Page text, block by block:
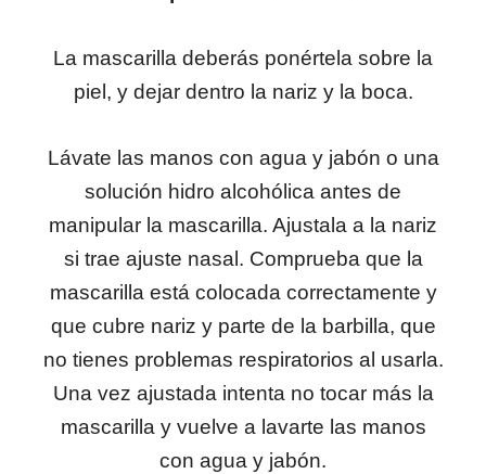
La mascarilla deberás ponértela sobre la
piel, y dejar dentro la nariz y la boca.
Lávate las manos con agua y jabón o una
solución hidro alcohólica antes de
manipular la mascarilla. Ajustala a la nariz
si trae ajuste nasal. Comprueba que la
mascarilla está colocada correctamente y
que cubre nariz y parte de la barbilla, que
no tienes problemas respiratorios al usarla.
Una vez ajustada intenta no tocar más la
mascarilla y vuelve a lavarte las manos
con agua y jabón.